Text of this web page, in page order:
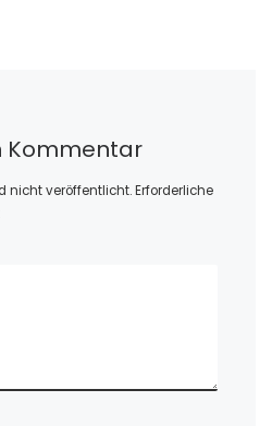
Kommentar
nicht veröffentlicht.Erforderliche